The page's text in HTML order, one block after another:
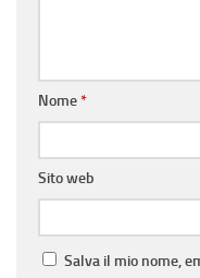
Nome*
Sito web
Salva il mio nome,